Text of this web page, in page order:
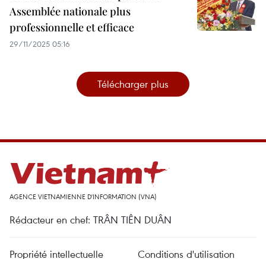
Assemblée nationale plus
professionnelle et efficace
29/11/2025 05:16
Télécharger plus
AGENCE VIETNAMIENNE D'INFORMATION (VNA)
Rédacteur en chef: TRÂN TIÊN DUÂN
Propriété intellectuelle Conditions d'utilisation